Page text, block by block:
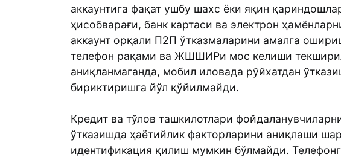
аккаунтига фақат ушбу шахс ёки яқин
ҳисобварағи, банк картаси ва электрон
аккаунт орқали П2П ўтказмаларини амалга
телефон рақами ва ЖШШИРи мос келиши
аниқланмаганда, мобил иловада рўйхатдан
бириктиришга йўл қўйилмайди.
Кредит ва тўлов ташкилотлари
ўтказишда ҳаётийлик факторларини аниқлаши
идентификация қилиш мумкин бўлмайди.